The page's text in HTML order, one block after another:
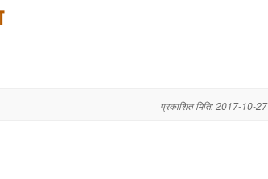
प्रकाशित मिति: 2017-10-27